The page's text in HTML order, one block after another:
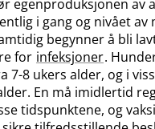
egenproduksjonen av
i gang og nivået av
begynner å bli
for infeksjoner.
7-8 ukers alder, og i
En må imidlertid
tidspunktene, og